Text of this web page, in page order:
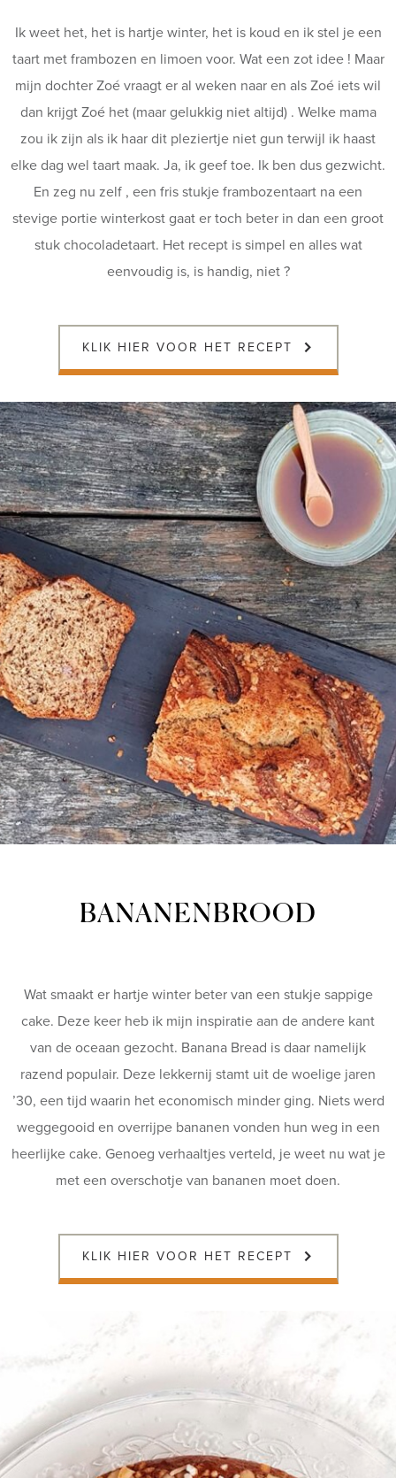
Ik weet het, het is hartje winter, het is koud en ik stel je een
taart met frambozen en limoen voor. Wat een zot idee ! Maar
mijn dochter Zoé vraagt er al weken naar en als Zoé iets wil
dan krijgt Zoé het (maar gelukkig niet altijd) . Welke mama
zou ik zijn als ik haar dit pleziertje niet gun terwijl ik haast
elke dag wel taart maak. Ja, ik geef toe. Ik ben dus gezwicht.
En zeg nu zelf , een fris stukje frambozentaart na een
stevige portie winterkost gaat er toch beter in dan een groot
stuk chocoladetaart. Het recept is simpel en alles wat
eenvoudig is, is handig, niet ?
KLIK HIER VOOR HET RECEPT
BANANENBROOD
Wat smaakt er hartje winter beter van een stukje sappige
cake. Deze keer heb ik mijn inspiratie aan de andere kant
van de oceaan gezocht. Banana Bread is daar namelijk
razend populair. Deze lekkernij stamt uit de woelige jaren
’30, een tijd waarin het economisch minder ging. Niets werd
weggegooid en overrijpe bananen vonden hun weg in een
heerlijke cake. Genoeg verhaaltjes verteld, je weet nu wat je
met een overschotje van bananen moet doen.
KLIK HIER VOOR HET RECEPT